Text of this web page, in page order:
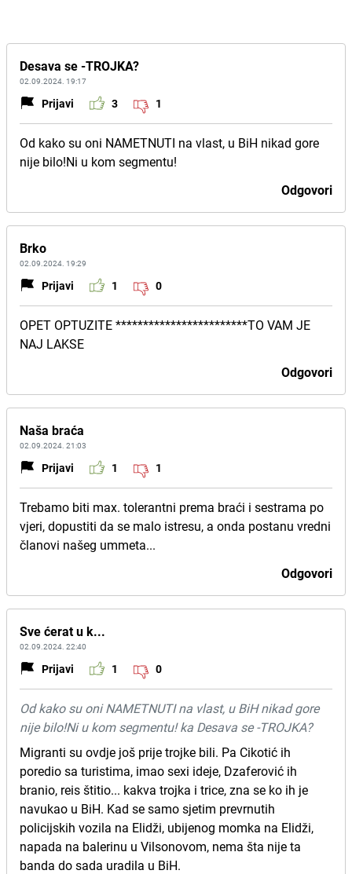
Desava se -TROJKA?
02.09.2024. 19:17
Prijavi 3 1
Od kako su oni NAMETNUTI na vlast, u BiH nikad gore
nije bilo!Ni u kom segmentu!
Odgovori
Brko
02.09.2024. 19:29
Prijavi 1 0
OPET OPTUZITE ************************TO VAM JE
NAJ LAKSE
Odgovori
Naša braća
02.09.2024. 21:03
Prijavi 1 1
Trebamo biti max. tolerantni prema braći i sestrama po
vjeri, dopustiti da se malo istresu, a onda postanu vredni
članovi našeg ummeta...
Odgovori
Sve ćerat u k...
02.09.2024. 22:40
Prijavi 1 0
Od kako su oni NAMETNUTI na vlast, u BiH nikad gore
nije bilo!Ni u kom segmentu! ka Desava se -TROJKA?
Migranti su ovdje još prije trojke bili. Pa Cikotić ih
poredio sa turistima, imao sexi ideje, Dzaferović ih
branio, reis štitio... kakva trojka i trice, zna se ko ih je
navukao u BiH. Kad se samo sjetim prevrnutih
policijskih vozila na Elidži, ubijenog momka na Elidži,
napada na balerinu u Vilsonovom, nema šta nije ta
banda do sada uradila u BiH.